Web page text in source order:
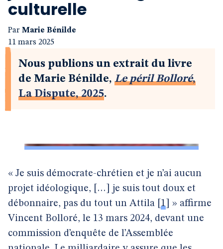
culturelle
Par Marie Bénilde
11 mars 2025
Nous publions un extrait du livre
de Marie Bénilde, Le péril Bolloré,
La Dispute, 2025.
« Je suis démocrate-chrétien et je n’ai aucun
projet idéologique, […] je suis tout doux et
débonnaire, pas du tout un Attila 1
» affirme
Vincent Bolloré, le 13 mars 2024, devant une
commission d’enquête de l’Assemblée